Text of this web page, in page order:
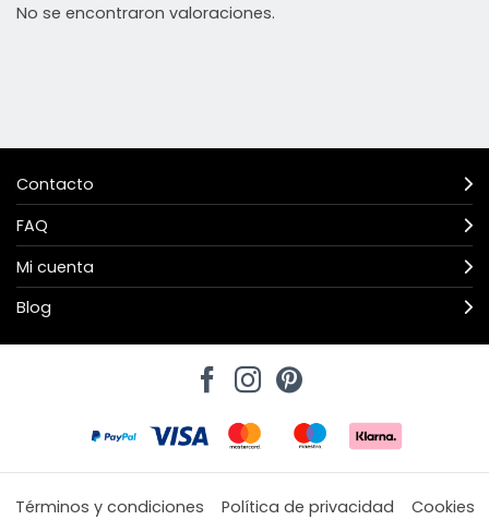
No se encontraron valoraciones.
Contacto
FAQ
Mi cuenta
Blog
Términos y condiciones Política de privacidad
Cookies